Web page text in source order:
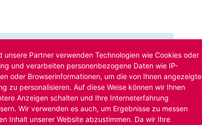
ausgelaufen. Alternative Stellenanzeigen
. Oder Sie bewerben sichinitiativund wir
unsere Partner verwenden Technologien wie Cookies oder
und verarbeiten personenbezogene Daten wie IP-
oder Browserinformationen, um die von Ihnen angezeigte
zu personalisieren. Auf diese Weise können wir Ihnen
Anzeigen schalten und Ihre Interneterfahrung
Wir verwenden es auch, um Ergebnisse zu messen
Inhalt unserer Website abzustimmen. Da wir Ihre